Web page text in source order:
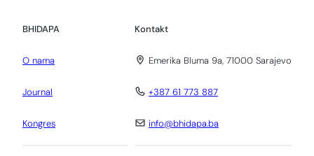
BHIDAPA
O nama
Journal
Kongres
Kontakt
Emerika Bluma 9a, 71000 Sarajevo
+387 61 773 887
info@bhidapa.ba